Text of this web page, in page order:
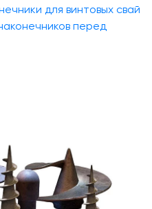
для винтовых свай
перед